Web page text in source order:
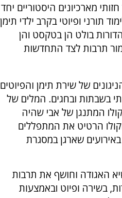
מארכיונים היסטוריים יחד
תורני ופיוטי בקרב ילדי תימן
בולט הן בטקסט והן
תרבות לצד התחדשות
של שירת תימן והפיוטים
בשבתות ובחגים. המלים של
המתנגן של אבי שהיה
הרטיט את המתפללים
שארגן במסגרת
האגודה וחושף את תרבות
בשירה ופיוט ובאמצעות